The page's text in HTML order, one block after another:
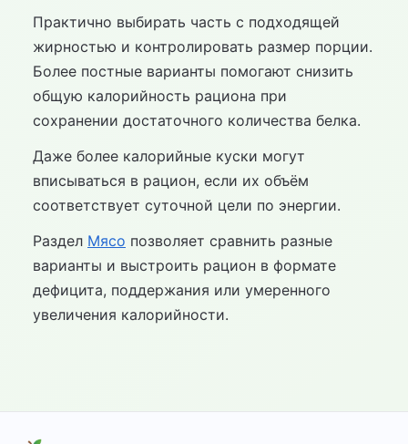
Практично выбирать часть с подходящей
жирностью и контролировать размер порции.
Более постные варианты помогают снизить
общую калорийность рациона при
сохранении достаточного количества белка.
Даже более калорийные куски могут
вписываться в рацион, если их объём
соответствует суточной цели по энергии.
Раздел Мясо позволяет сравнить разные
варианты и выстроить рацион в формате
дефицита, поддержания или умеренного
увеличения калорийности.